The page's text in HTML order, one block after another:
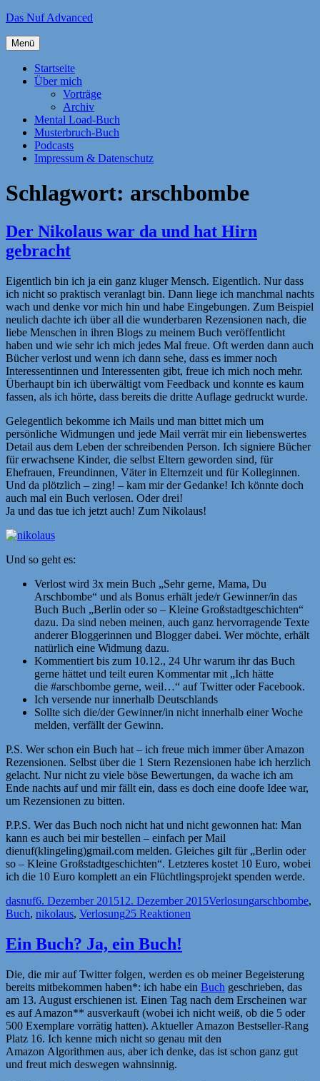
Zum
springen
Das Nuf Advanced
Menü
Startseite
Über mich
Vorträge
Archiv
Mental Load-Buch
Musterbruch-Buch
Podcasts
Impressum & Datenschutz
Schlagwort: arschbombe
Der Nikolaus war da und hat Hirn
gebracht
Eigentlich bin ich ja ein ganz kluger Mensch. Eigentlich. Nur dass
ich nicht so praktisch veranlagt bin. Dann liege ich manchmal nachts
wach und denke vor mich hin und habe Eingebungen. Zum Beispiel
neulich dachte ich über all die wunderbaren Rezensionen nach, die
liebe Menschen in ihren Blogs zu meinem Buch veröffentlicht
haben und wie sehr ich mich jedes Mal freue. Oft werden dann auch
Bücher verlost und wenn ich dann sehe, dass es immer noch
Interessentinnen und Interessenten gibt, freue ich mich noch mehr.
Überhaupt bin ich überwältigt vom Feedback und konnte es kaum
fassen, als ich hörte, dass bereits die dritte Auflage gedruckt wurde.
Gelegentlich bekomme ich Mails und man bittet mich um
persönliche Widmungen und jede Mail verrät mir ein liebenswertes
Detail aus dem Leben der schreibenden Person. Ich signiere Bücher
für erwachsene Kinder, die selbst Eltern geworden sind, für
Ehefrauen, Freundinnen, Väter in Elternzeit und für Kolleginnen.
Und da plötzlich – zing! – kam mir der Gedanke! Ich könnte doch
auch mal ein Buch verlosen. Oder drei!
Ja und das tue ich jetzt auch! Zum Nikolaus!
Und so geht es:
Verlost wird 3x mein Buch „Sehr gerne, Mama, Du
Arschbombe“ und als Bonus erhält jede/r Gewinner/in das
Buch Buch „Berlin oder so – Kleine Großstadtgeschichten“
dazu. Da sind neben meinen, auch ganz hervorragende Texte
anderer Bloggerinnen und Blogger dabei. Wer möchte, erhält
natürlich eine Widmung dazu.
Kommentiert bis zum 10.12., 24 Uhr warum ihr das Buch
gerne hättet und teilt euren Kommentar mit „Ich hätte
die #arschbombe gerne, weil…“ auf Twitter oder Facebook.
Ich versende nur innerhalb Deutschlands
Sollte sich die/der Gewinner/in nicht innerhalb einer Woche
melden, verfällt der Gewinn.
P.S. Wer schon ein Buch hat – ich freue mich immer über Amazon
Rezensionen. Selbst über die 1 Stern Rezensionen habe ich herzlich
gelacht. Nur nicht zu viele böse Bewertungen, da wache ich am
Ende nachts auf und mir fällt ein, dass es doch eine doofe Idee war,
um Rezensionen zu bitten.
P.P.S. Wer das Buch noch nicht hat und nicht gewonnen hat: Man
kann es auch bei mir bestellen – einfach per Mail
dienuf(klingeling)gmail.com melden. Gleiches gilt für „Berlin oder
so – Kleine Großstadtgeschichten“. Letzteres kostet 10 Euro, wobei
ich die 10 Euro komplett an ein Flüchtlingsprojekt spenden werde.
Autor
dasnufVeröffentlicht
am
6. Dezember 201512. Dezember 2015Kategorien
VerlosungSchlagwörter
arschbombe,
Buch, nikolaus, Verlosung25 Reaktionen
Ein Buch? Ja, ein Buch!
Die, die mir auf Twitter folgen, werden es ob meiner Begeisterung
bereits mitbekommen haben*: ich habe ein Buch geschrieben, das
am 13. August erschienen ist. Einen Tag nach dem Erscheinen war
es auf Amazon** ausverkauft (wobei ich nicht weiß, ob die 5 oder
500 Exemplare vorrätig hatten). Aktueller Amazon Bestseller-Rang
Platz 16. Ich kenne mich nicht so genau mit den
Amazon Algorithmen aus, aber ich denke, das ist schon ganz gut
und freut mich deswegen wahnsinnig.